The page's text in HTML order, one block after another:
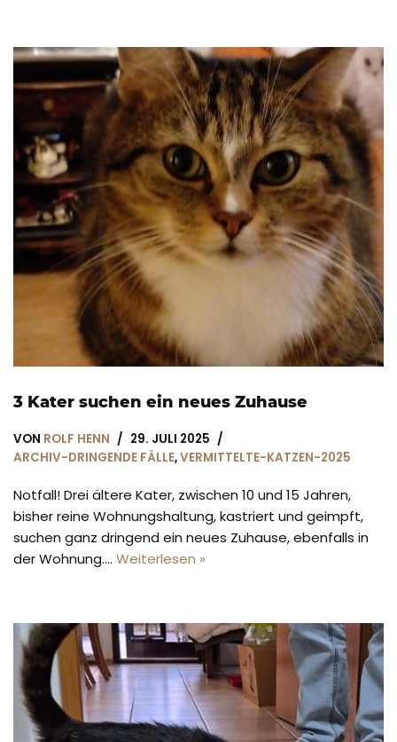
3 Kater suchen ein neues Zuhause
VON ROLF HENN
29. JULI 2025
ARCHIV-DRINGENDE FÄLLE,VERMITTELTE-KATZEN-2025
Notfall! Drei ältere Kater, zwischen 10 und 15 Jahren,
bisher reine Wohnungshaltung, kastriert und geimpft,
suchen ganz dringend ein neues Zuhause, ebenfalls in
der Wohnung.… Weiterlesen »